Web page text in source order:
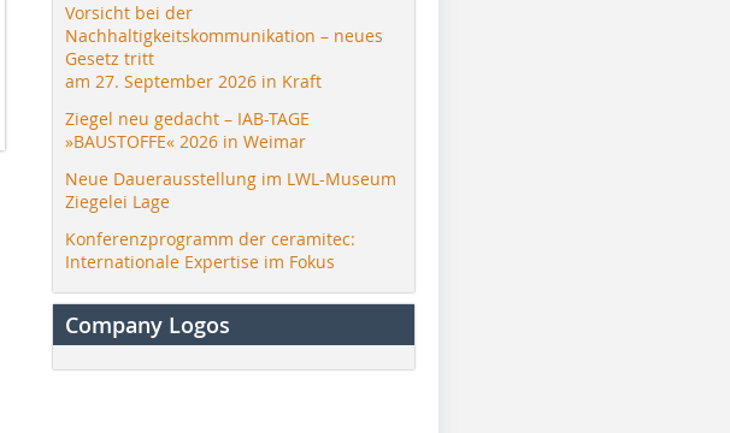
Vorsicht bei der
Nachhaltigkeitskommunikation – neues
Gesetz tritt
am 27. September 2026 in Kraft
Ziegel neu gedacht – IAB-TAGE
»BAUSTOFFE« 2026 in Weimar
Neue Dauerausstellung im LWL-Museum
Ziegelei Lage
Konferenzprogramm der ceramitec:
Internationale Expertise im Fokus
Company Logos